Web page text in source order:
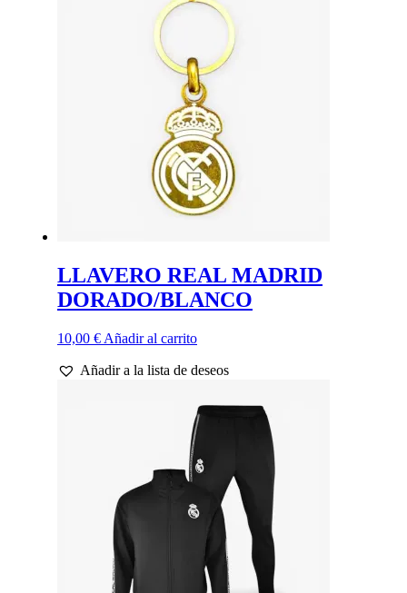
Las
opciones
se
pueden
producto
LLAVERO REAL MADRID
DORADO/BLANCO
10,00 € Añadir al carrito
Añadir a la lista de deseos